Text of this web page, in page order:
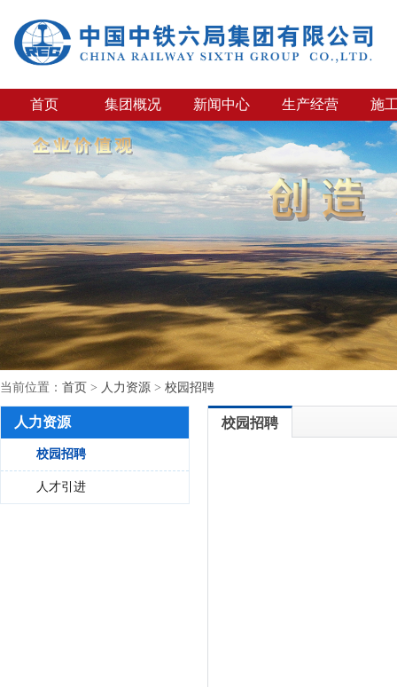
首页 集团概况 新闻中心 生产经营 施
当前位置： 首页 > 人力资源 > 校园招聘
人力资源
校园招聘
人才引进
校园招聘